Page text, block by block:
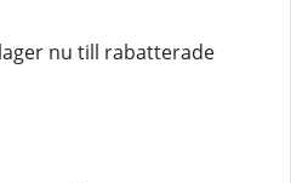
nu till rabatterade